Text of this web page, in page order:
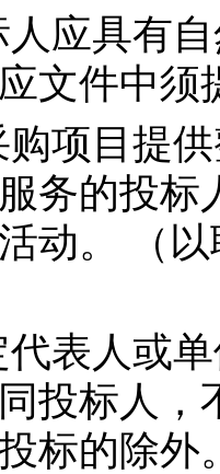
人应具有
应文件中
购项目提
务的投标
动。 （
代表人或
投标人，
标的除外